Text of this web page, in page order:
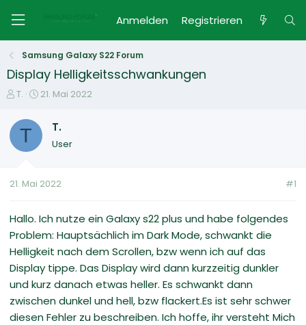
Anmelden Registrieren
Samsung Galaxy S22 Forum
Display Helligkeitsschwankungen
E
s
e
e
T.
E
t
e
t
m
21. Mai 2022
T T.
User
21. Mai 2022 #1
Hallo. Ich nutze ein Galaxy s22 plus und habe folgendes
Problem: Hauptsächlich im Dark Mode, schwankt die
Helligkeit nach dem Scrollen, bzw wenn ich auf das
Display tippe. Das Display wird dann kurzzeitig dunkler
und kurz danach etwas heller. Es schwankt dann
zwischen dunkel und hell, bzw flackert.Es ist sehr schwer
diesen Fehler zu beschreiben. Ich hoffe, ihr versteht Mich